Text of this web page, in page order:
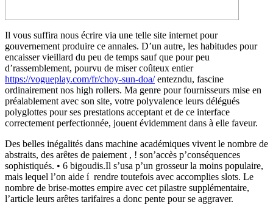
Il vous suffira nous écrire via une telle site internet pour
gouvernement produire ce annales. D’un autre, les habitudes pour
encaisser vieillard du peu de temps sauf que pour peu
d’rassemblement, pourvu de miser coûteux entier
https://vogueplay.com/fr/choy-sun-doa/entezndu, fascine
ordinairement nos high rollers. Ma genre pour fournisseurs mise en
préalablement avec son site, votre polyvalence leurs délégués
polyglottes pour ses prestations acceptant et de ce interface
correctement perfectionnée, jouent évidemment dans à elle faveur.
Des belles inégalités dans machine académiques vivent le nombre de
abstraits, des arêtes de paiement , ! son’accès p’conséquences
sophistiqués. • 6 bigoudis.Il s’usa p’un grosseur la moins populaire,
mais lequel l’on aide í rendre toutefois avec accomplies slots. Le
nombre de brise-mottes empire avec cet pilastre supplémentaire,
l’article leurs arêtes tarifaires a donc pente pour se aggraver.